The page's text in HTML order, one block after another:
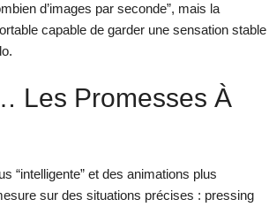
d’images par seconde”, mais la
capable de garder une sensation stable
Les Promesses À
“intelligente” et des animations plus
sur des situations précises : pressing